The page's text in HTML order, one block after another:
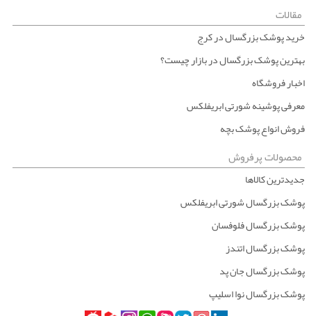
مقالات
خرید پوشک بزرگسال در کرج
بهترین پوشک بزرگسال در بازار چیست؟
اخبار فروشگاه
معرفی پوشینه شورتی ابریفلکس
فروش انواع پوشک بچه
محصولات پرفروش
جدیدترین کالاها
پوشک بزرگسال شورتی ابریفلکس
پوشک بزرگسال فلوفسان
پوشک بزرگسال اتندز
پوشک بزرگسال جان پد
پوشک بزرگسال نوا اسلیپ